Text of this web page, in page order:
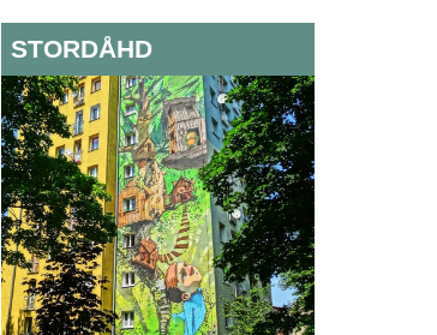
STORDÅHD